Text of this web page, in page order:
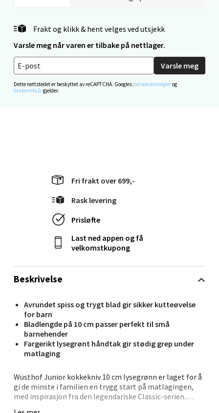
Frakt og klikk & hent velges ved utsjekk
Varsle meg når varen er tilbake på nettlager.
Varsle meg
Dette nettstedet er beskyttet av reCAPTCHA. Googles personvernreglerog
brukervilkårgjelder.
Beskrivelse
Avrundet spiss og trygt blad gir sikker kutteøvelse
for barn
Bladlengde på 10 cm passer perfekt til små
barnehender
Fargerikt lysegrønt håndtak gir stødig grep under
matlaging
Wüsthof Junior kokkekniv 10 cm lysegrønn er laget for å
gi de minste i familien en trygg start på matlagingen,
med inspirasjon fra den legendariske Classic-serien.
Fri frakt over 699,-
Rask levering
Prisløfte
Last ned appen og få
velkomstkupong
Mo i Rana - Thon Senter Mo i Rana
Fridtjof Nansensgate 22, 8622 Mo i Rana
Ålesund - Thon Senter Moa
Langelandsvegen 25, 6010 Ålesund
0 i butikk
Molde - Moldetorget
Torget 1, 6413 Molde
Åpent i dag 10-20
0 i butikk
Velg